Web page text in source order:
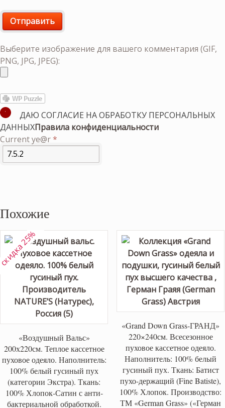
Выберите изображение для вашего комментария (GIF,
PNG, JPG, JPEG):
ДАЮ СОГЛАСИЕ НА ОБРАБОТКУ ПЕРСОНАЛЬНЫХ
ДАННЫХПравила конфиденциальности
Current ye@r*
Похожие
«Воздушный Вальс»
200х220см. Теплое кассетное
пуховое одеяло. Наполнитель:
100% белый гусиный пух
(категории Экстра). Ткань:
100% Хлопок-Сатин с анти-
бактериальной обработкой.
25%
«Grand Down Grass-ГРАНД»
220×240см. Всесезонное
пуховое кассетное одеяло.
Наполнитель: 100% белый
гусиный пух. Ткань: Батист
пухо-держащий (Fine Batiste),
100% Хлопок. Производство:
ТМ «German Grass» («Герман